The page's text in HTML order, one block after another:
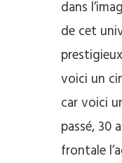
dans
de cet
voici un
car voici
passé, 30
frontale